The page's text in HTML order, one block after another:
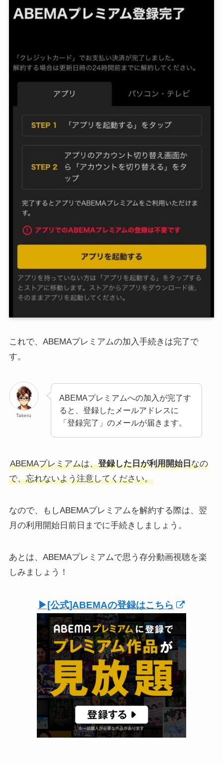
これで、ABEMAプレミアムの加入手続きは完了で
す。
Takeru
ABEMAプレミアムへの加入が完了す
ると、登録したメールアドレスに
「登録完了」のメールが届きます。
ABEMAプレミアムは、登録した日が利用開始日なの
で、忘れないよう注意してください。
なので、もしABEMAプレミアムを解約する際は、翌
月の利用開始日前日までに手続きしましょう。
あとは、ABEMAプレミアムで思う存分動画視聴を楽
しみましょう！
▶︎[公式]ABEMAの登録はこちら